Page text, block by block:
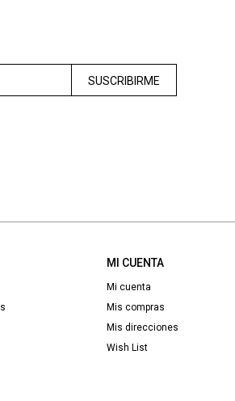
MI CUENTA
Mi cuenta
Mis compras
Mis direcciones
Wish List
SUSCRIBIRME